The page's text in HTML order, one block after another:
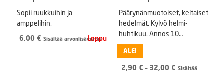
Sopii ruukkuihin ja
amppelihin.
6,00 € Sisältää arvonlisäveron
Päärynänmuotoiset, keltaiset
hedelmät. Kylvö helmi-
huhtikuu. Annos 10
siementä.
ALE!
2,90 € – 32,00 € Hintaluokka:
Sisältää